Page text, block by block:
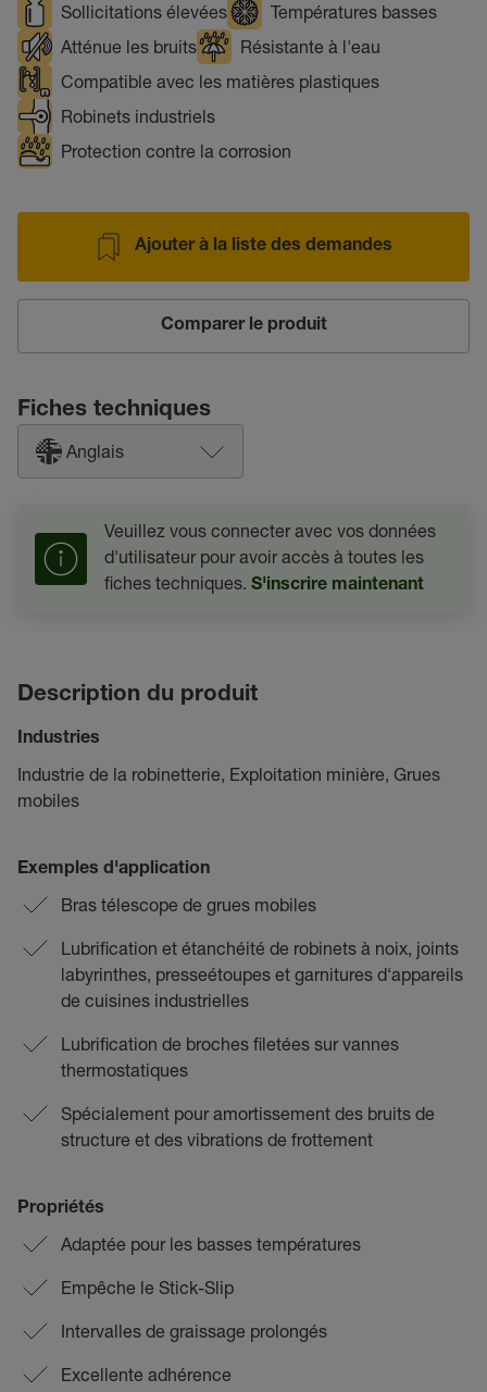
Sollicitations élevées
Températures basses
Atténue les bruits
Résistante à l'eau
Compatible avec les matières plastiques
Robinets industriels
Protection contre la corrosion
Ajouter à la liste des demandes
Comparer le produit
Fiches techniques
Anglais
Veuillez vous connecter avec vos données
d'utilisateur pour avoir accès à toutes les
fiches techniques. S'inscrire maintenant
Description du produit
Industries
Industrie de la robinetterie, Exploitation minière, Grues
mobiles
Exemples d'application
Bras télescope de grues mobiles
Lubrification et étanchéité de robinets à noix, joints
labyrinthes, presseétoupes et garnitures d‘appareils
de cuisines industrielles
Lubrification de broches filetées sur vannes
thermostatiques
Spécialement pour amortissement des bruits de
structure et des vibrations de frottement
Propriétés
Adaptée pour les basses températures
Empêche le Stick-Slip
Intervalles de graissage prolongés
Excellente adhérence